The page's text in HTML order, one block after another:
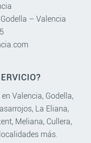
– Valencia
Valencia, Godella,
, La Eliana,
, Meliana, Cullera,
más.